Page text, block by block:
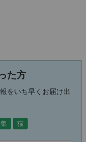
た方
をいち早くお届け出
猫